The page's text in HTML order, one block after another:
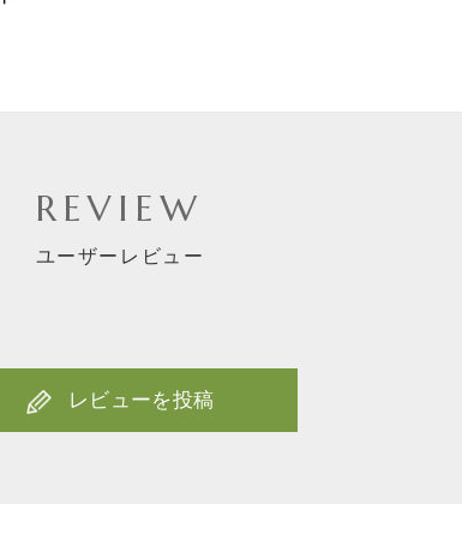
REVIEW
ユーザーレビュー
レビューを投稿